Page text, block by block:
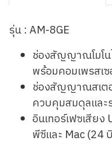
รุ่น : AM-8GE
ช่องสัญญาณโมโ
พร้อมคอมเพรสเ
ช่องสัญญาณสเตอ
ควบคุมสมดุลและ
อินเทอร์เฟซเสียง
พีซีและ Mac (24